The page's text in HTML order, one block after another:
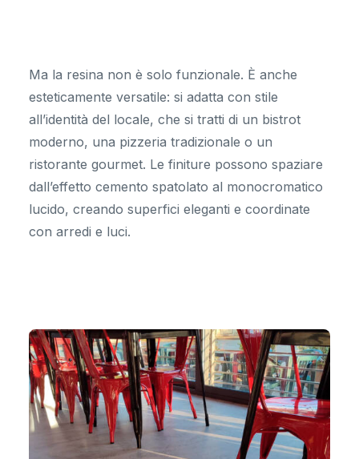
Ma la resina non è solo funzionale. È anche
esteticamente versatile: si adatta con stile
all’identità del locale, che si tratti di un bistrot
moderno, una pizzeria tradizionale o un
ristorante gourmet. Le finiture possono spaziare
dall’effetto cemento spatolato al monocromatico
lucido, creando superfici eleganti e coordinate
con arredi e luci.